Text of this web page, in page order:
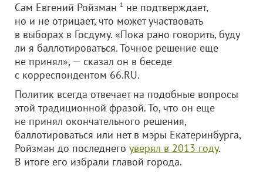
Сам Евгений Ройзман 1 не подтверждает,
но и не отрицает, что может участвовать
в выборах в Госдуму. «Пока рано говорить, буду
ли я баллотироваться. Точное решение еще
не принял», — сказал он в беседе
с корреспондентом 66.RU.
Политик всегда отвечает на подобные вопросы
этой традиционной фразой. То, что он еще
не принял окончательного решения,
баллотироваться или нет в мэры Екатеринбурга,
Ройзман до последнего уверял в 2013 году.
В итоге его избрали главой города.